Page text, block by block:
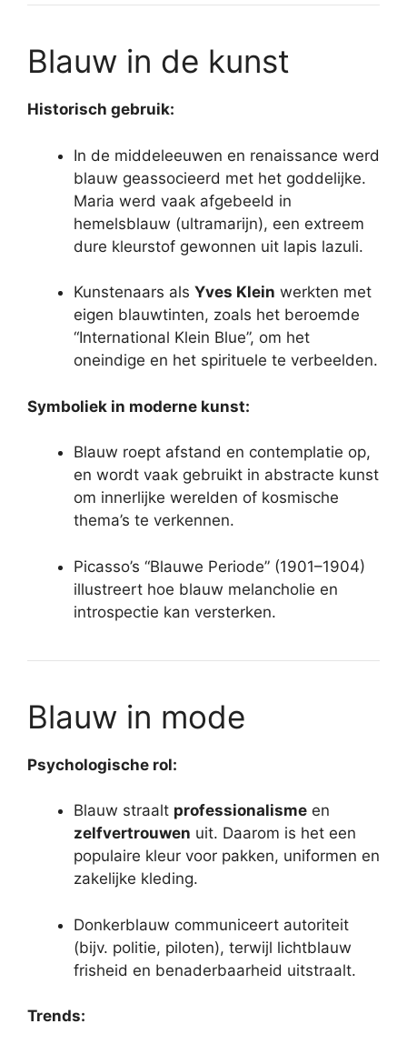
Blauw in de kunst
Historisch gebruik:
In de middeleeuwen en renaissance werd
blauw geassocieerd met het goddelijke.
Maria werd vaak afgebeeld in
hemelsblauw (ultramarijn), een extreem
dure kleurstof gewonnen uit lapis lazuli.
Kunstenaars als Yves Klein werkten met
eigen blauwtinten, zoals het beroemde
“International Klein Blue”, om het
oneindige en het spirituele te verbeelden.
Symboliek in moderne kunst:
Blauw roept afstand en contemplatie op,
en wordt vaak gebruikt in abstracte kunst
om innerlijke werelden of kosmische
thema’s te verkennen.
Picasso’s “Blauwe Periode” (1901–1904)
illustreert hoe blauw melancholie en
introspectie kan versterken.
Blauw in mode
Psychologische rol:
Blauw straalt professionalisme en
zelfvertrouwen uit. Daarom is het een
populaire kleur voor pakken, uniformen en
zakelijke kleding.
Donkerblauw communiceert autoriteit
(bijv. politie, piloten), terwijl lichtblauw
frisheid en benaderbaarheid uitstraalt.
Trends: